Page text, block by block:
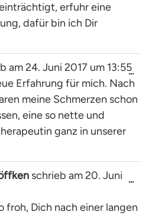
erfuhr eine
dafür bin ich Dir
am24. Juni 2017 um 13:55
Erfahrung für mich. Nach
meine Schmerzen schon
eine so nette und
ganz in unserer
...
schrieb am20. Juni
froh, Dich nach einer langen
...